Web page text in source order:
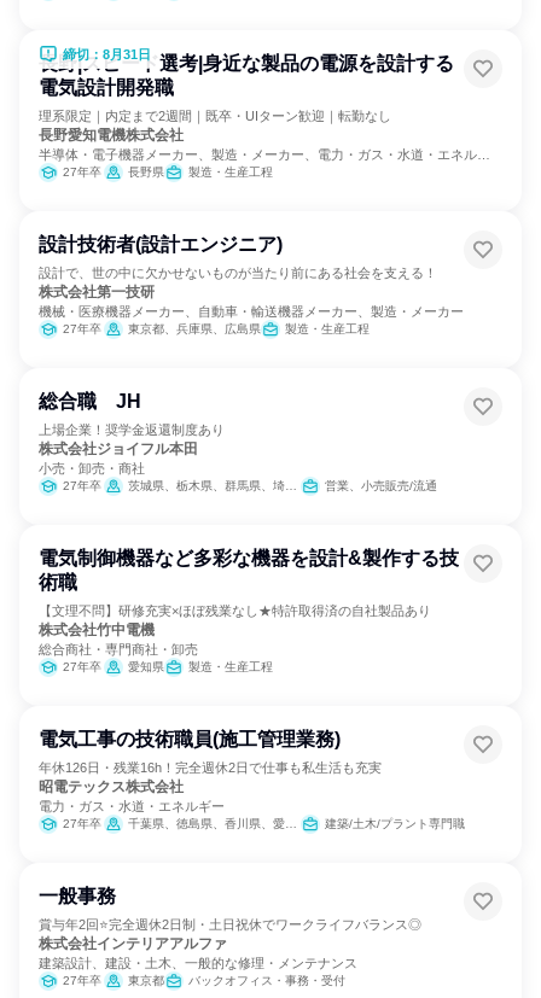
締切：8月31日
長野|スピード選考|身近な製品の電源を設計する
電気設計開発職
理系限定｜内定まで2週間｜既卒・UIターン歓迎｜転勤なし
長野愛知電機株式会社
半導体・電子機器メーカー、製造・メーカー、電力・ガス・水道・エネルギ
ー
27年卒 長野県 製造・生産工程
設計技術者(設計エンジニア)
設計で、世の中に欠かせないものが当たり前にある社会を支える！
株式会社第一技研
機械・医療機器メーカー、自動車・輸送機器メーカー、製造・メーカー
27年卒 東京都、兵庫県、広島県 製造・生産工程
総合職 JH
上場企業！奨学金返還制度あり
株式会社ジョイフル本田
小売・卸売・商社
27年卒 茨城県、栃木県、群馬県、埼玉県、千葉県、東京都 営業、小売販売/流通
電気制御機器など多彩な機器を設計&製作する技
術職
【文理不問】研修充実×ほぼ残業なし★特許取得済の自社製品あり
株式会社竹中電機
総合商社・専門商社・卸売
27年卒 愛知県 製造・生産工程
電気工事の技術職員(施工管理業務)
年休126日・残業16h！完全週休2日で仕事も私生活も充実
昭電テックス株式会社
電力・ガス・水道・エネルギー
27年卒 千葉県、徳島県、香川県、愛媛県、福岡県 建築/土木/プラント専門職
一般事務
賞与年2回⭐完全週休2日制・土日祝休でワークライフバランス◎
株式会社インテリアアルファ
建築設計、建設・土木、一般的な修理・メンテナンス
27年卒 東京都 バックオフィス・事務・受付